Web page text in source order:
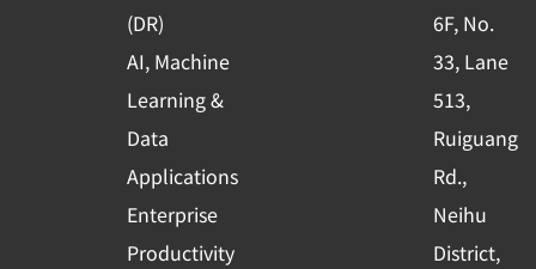
(DR)
AI, Machine
Learning &
Data
Applications
Enterprise
Productivity
q
u
a
r
e
6F, No.
33, Lane
513,
Ruiguang
Rd.,
Neihu
District,